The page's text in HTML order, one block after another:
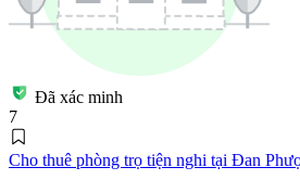
Đã xác minh
7
Cho thuê phòng trọ tiện nghi tại Đan